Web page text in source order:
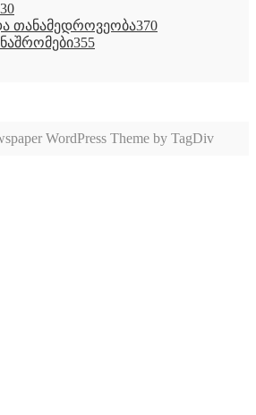
თანამედროვეობა370
355
WordPress Theme by TagDiv